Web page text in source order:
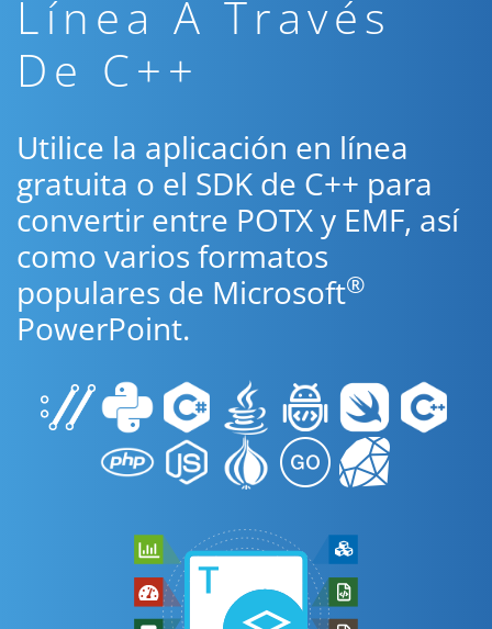
Línea A Través
De C++
Utilice la aplicación en línea
gratuita o el SDK de C++ para
convertir entre POTX y EMF, así
como varios formatos
populares de Microsoft®
PowerPoint.